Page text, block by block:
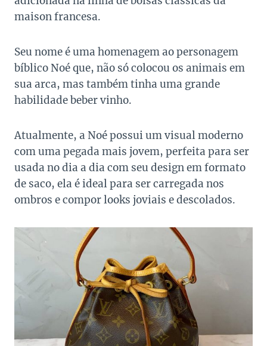
maison francesa.
Seu nome é uma homenagem ao personagem
bíblico Noé que, não só colocou os animais em
sua arca, mas também tinha uma grande
habilidade beber vinho.
Atualmente, a Noé possui um visual moderno
com uma pegada mais jovem, perfeita para ser
usada no dia a dia com seu design em formato
de saco, ela é ideal para ser carregada nos
ombros e compor looks joviais e descolados.